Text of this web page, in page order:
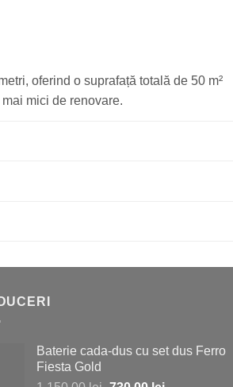
oferind o suprafață totală de 50 m²
mici de renovare.
Baterie cada-dus cu set dus Ferro
Fiesta Gold